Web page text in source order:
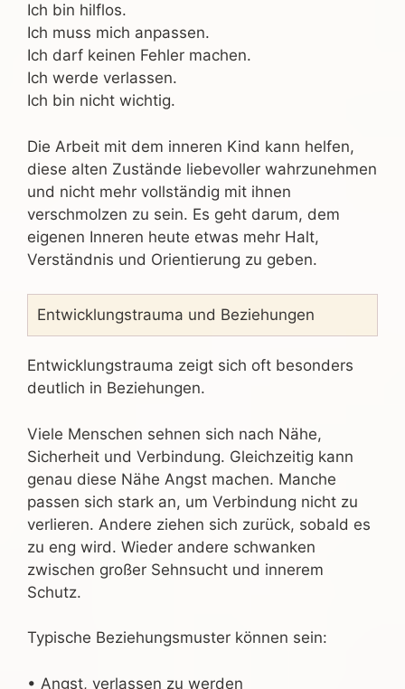
Ich bin hilflos.
Ich muss mich anpassen.
Ich darf keinen Fehler machen.
Ich werde verlassen.
Ich bin nicht wichtig.
Die Arbeit mit dem inneren Kind kann helfen,
diese alten Zustände liebevoller wahrzunehmen
und nicht mehr vollständig mit ihnen
verschmolzen zu sein. Es geht darum, dem
eigenen Inneren heute etwas mehr Halt,
Verständnis und Orientierung zu geben.
Entwicklungstrauma und Beziehungen
Entwicklungstrauma zeigt sich oft besonders
deutlich in Beziehungen.
Viele Menschen sehnen sich nach Nähe,
Sicherheit und Verbindung. Gleichzeitig kann
genau diese Nähe Angst machen. Manche
passen sich stark an, um Verbindung nicht zu
verlieren. Andere ziehen sich zurück, sobald es
zu eng wird. Wieder andere schwanken
zwischen großer Sehnsucht und innerem
Schutz.
Typische Beziehungsmuster können sein:
• Angst, verlassen zu werden